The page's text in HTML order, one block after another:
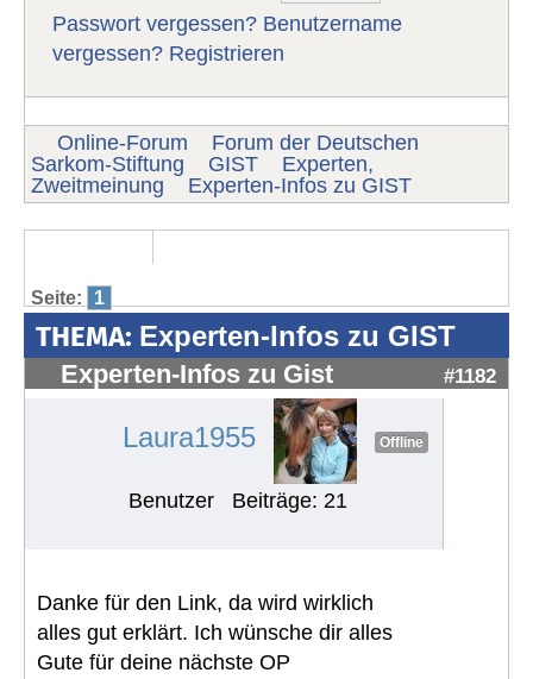
Passwort vergessen? Benutzername
vergessen? Registrieren
Online-Forum
Forum der Deutschen
Sarkom-Stiftung
GIST
Experten,
Zweitmeinung
Experten-Infos zu GIST
Seite: 1
THEMA: Experten-Infos zu GIST
Experten-Infos zu Gist #1182
Laura1955 Offline
Benutzer Beiträge: 21
Danke für den Link, da wird wirklich
alles gut erklärt. Ich wünsche dir alles
Gute für deine nächste OP